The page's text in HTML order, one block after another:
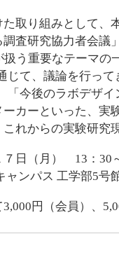
取り組みとして、
査研究協力者会議
扱う重要なテーマの
じて、議論を行って
「今後のラボデザ
カーといった、実
れからの実験研究
７日（月） 13：30
ャンパス 工学部5
円（会員）、